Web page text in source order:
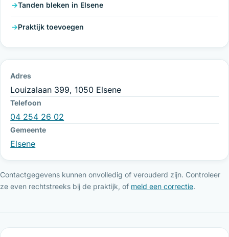
Tanden bleken in Elsene
Praktijk toevoegen
Adres
Louizalaan 399, 1050 Elsene
Telefoon
04 254 26 02
Gemeente
Elsene
Contactgegevens kunnen onvolledig of verouderd zijn. Controleer
ze even rechtstreeks bij de praktijk, of meld een correctie.